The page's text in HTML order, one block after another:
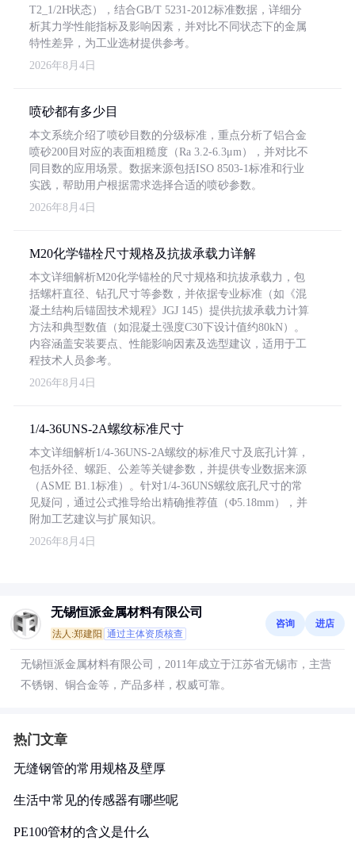
T2_1/2H状态），结合GB/T 5231-2012标准数据，详细分
析其力学性能指标及影响因素，并对比不同状态下的金属
特性差异，为工业选材提供参考。
2026年8月4日
喷砂都有多少目
本文系统介绍了喷砂目数的分级标准，重点分析了铝合金
喷砂200目对应的表面粗糙度（Ra 3.2-6.3μm），并对比不
同目数的应用场景。数据来源包括ISO 8503-1标准和行业
实践，帮助用户根据需求选择合适的喷砂参数。
2026年8月4日
M20化学锚栓尺寸规格及抗拔承载力详解
本文详细解析M20化学锚栓的尺寸规格和抗拔承载力，包
括螺杆直径、钻孔尺寸等参数，并依据专业标准（如《混
凝土结构后锚固技术规程》JGJ 145）提供抗拔承载力计算
方法和典型数值（如混凝土强度C30下设计值约80kN）。
内容涵盖安装要点、性能影响因素及选型建议，适用于工
程技术人员参考。
2026年8月4日
1/4-36UNS-2A螺纹标准尺寸
本文详细解析1/4-36UNS-2A螺纹的标准尺寸及底孔计算，
包括外径、螺距、公差等关键参数，并提供专业数据来源
（ASME B1.1标准）。针对1/4-36UNS螺纹底孔尺寸的常
见疑问，通过公式推导给出精确推荐值（Φ5.18mm），并
附加工艺建议与扩展知识。
2026年8月4日
无锡恒派金属材料有限公司
法人:郑建阳 通过主体资质核查
咨询 进店
无锡恒派金属材料有限公司，2011年成立于江苏省无锡市，主营
不锈钢、铜合金等，产品多样，权威可靠。
热门文章
无缝钢管的常用规格及壁厚
生活中常见的传感器有哪些呢
PE100管材的含义是什么